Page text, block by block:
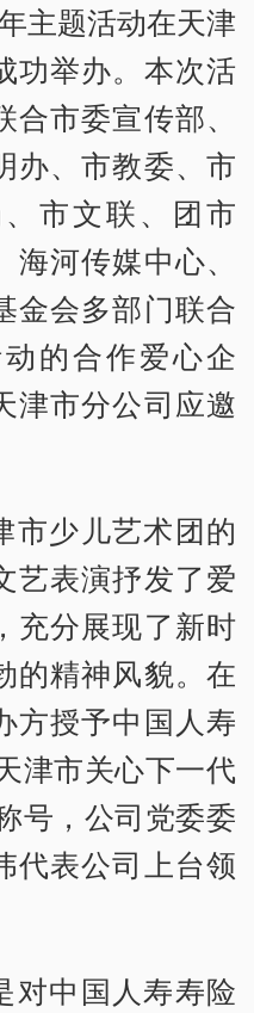
主题活动在天津
功举办。本次活
市委宣传部、
办、市教委、市
市文联、团市
河传媒中心、
金会多部门联合
的合作爱心企
津市分公司应邀
市少儿艺术团的
艺表演抒发了爱
充分展现了新时
的精神风貌。在
方授予中国人寿
津市关心下一代
号，公司党委委
代表公司上台领
对中国人寿寿险